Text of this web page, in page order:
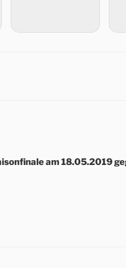
am 18.05.2019